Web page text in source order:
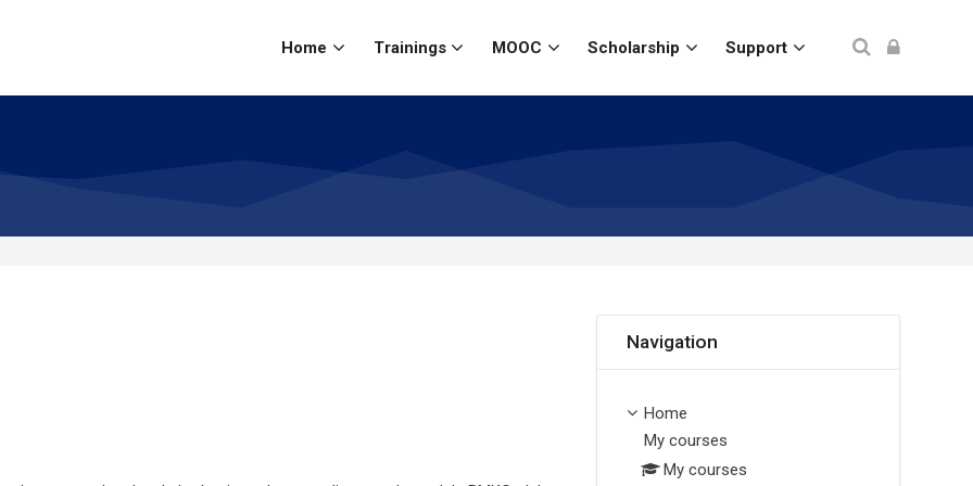
Home
Trainings MOOC Scholarship Support
Navigation
Home
My courses
My courses